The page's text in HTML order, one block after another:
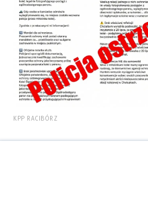
KPP RACIBÓRZ